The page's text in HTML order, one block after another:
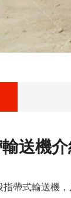
送機
帶式輸送機，